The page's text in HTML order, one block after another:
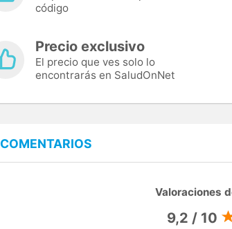
código
Precio exclusivo
El precio que ves solo lo
encontrarás en SaludOnNet
COMENTARIOS
Valoraciones
9,2 / 10